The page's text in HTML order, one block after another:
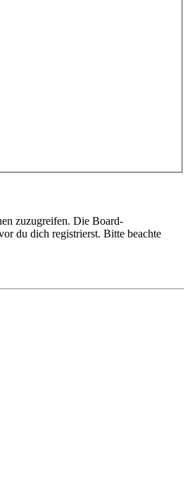
zuzugreifen. Die Board-
du dich registrierst. Bitte beachte